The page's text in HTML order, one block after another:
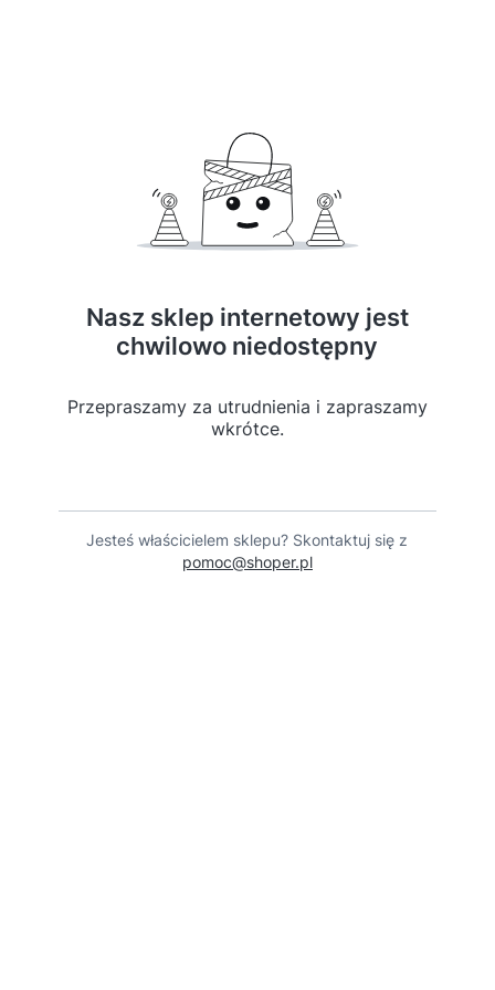
Nasz sklep internetowy jest
chwilowo niedostępny
Przepraszamy za utrudnienia i zapraszamy
wkrótce.
Jesteś właścicielem sklepu? Skontaktuj się z
pomoc@shoper.pl